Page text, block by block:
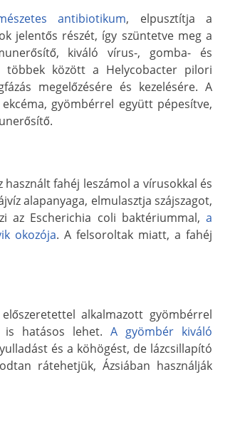
antibiotikum, elpusztítja a
jelentős részét, így szüntetve meg a
kiváló vírus-, gomba- és
között a Helycobacter pilori
megelőzésére és kezelésére. A
gyömbérrel együtt pépesítve,
fahéj leszámol a vírusokkal és
alapanyaga, elmulasztja szájszagot,
az Escherichia coli baktériummal, a
okozója. A felsoroltak miatt, a fahéj
alkalmazott gyömbérrel
is hatásos lehet.A gyömbér kiváló
és a köhögést, de lázcsillapító
rátehetjük, Ázsiában használják